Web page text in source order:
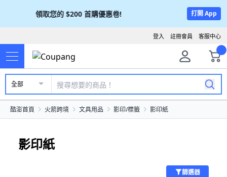
領取您的 $200 首購優惠卷! 打開 App
客服中心
註冊會員
登入
全部
酷澎首頁 火箭跨境 文具用品 影印/標籤 影印紙
影印紙
篩選器